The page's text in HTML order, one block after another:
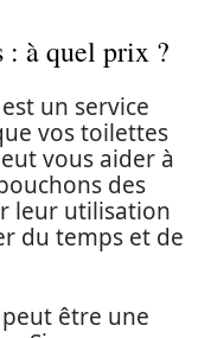
: à quel prix ?
un service
vos toilettes
vous aider à
des
leur utilisation
du temps et de
être une